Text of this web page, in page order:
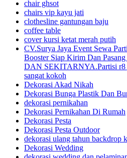
chair ghsot
chairs vip kayu jati
clothesline gantungan baju
coffee table
cover kursi ketat merah putih
CV.Surya Jaya Event Sewa
Booster Siap Kirim Dan
DAN SEKITARNYA.Partisi r8
sangat kokoh
Dekorasi Akad Nikah
Dekorasi Bunga Plastik Dan
dekorasi pernikahan
Dekorasi Pernikahan Di Rumah
Dekorasi Pesta
Dekorasi Pesta Outdoor
dekorasi ulang tahun backdrop
Dekorasi Wedding